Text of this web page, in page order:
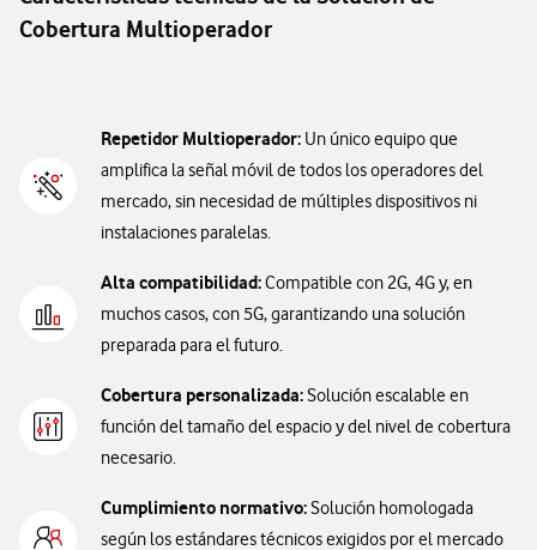
Cobertura Multioperador
Repetidor Multioperador: Un único equipo que
amplifica la señal móvil de todos los operadores del
mercado, sin necesidad de múltiples dispositivos ni
instalaciones paralelas.
Alta compatibilidad:Compatible con 2G, 4G y, en
muchos casos, con 5G, garantizando una solución
preparada para el futuro.
Cobertura personalizada:Solución escalable en
función del tamaño del espacio y del nivel de cobertura
necesario.
Cumplimiento normativo:Solución homologada
según los estándares técnicos exigidos por el mercado